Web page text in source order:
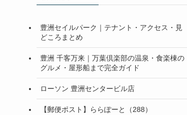
豊洲セイルパーク｜テナント・アクセス・見
どころまとめ
豊洲 千客万来｜万葉倶楽部の温泉・食楽棟の
グルメ・屋形船まで完全ガイド
ローソン 豊洲センタービル店
【郵便ポスト】ららぽーと（288）